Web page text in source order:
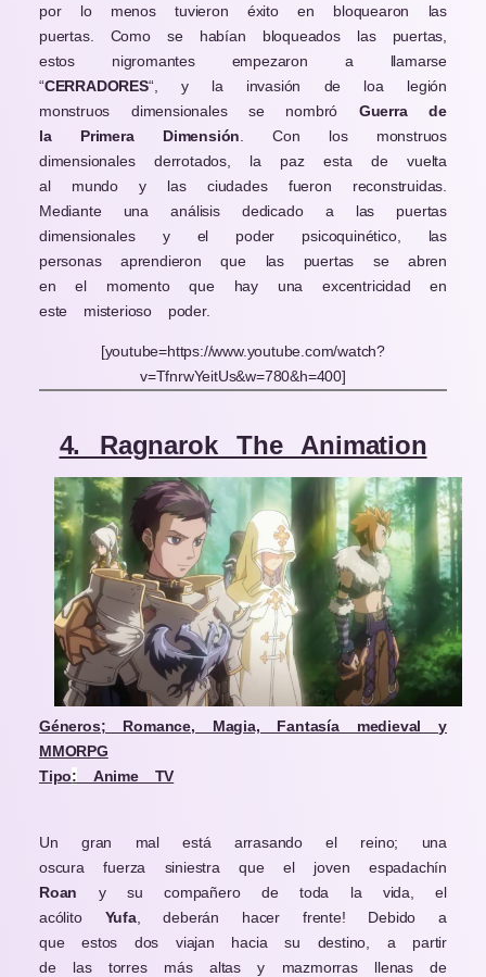
por lo menos tuvieron éxito en bloquearon las
puertas. Como se habían bloqueados las puertas,
estos nigromantes empezaron a llamarse
“CERRADORES“, y la invasión de loa legión
monstruos dimensionales se nombró Guerra de
la Primera Dimensión . Con los monstruos
dimensionales derrotados, la paz esta de vuelta
al mundo y las ciudades fueron reconstruidas.
Mediante una análisis dedicado a las puertas
dimensionales y el poder psicoquinético, las
personas aprendieron que las puertas se abren
en el momento que hay una excentricidad en
este misterioso poder.
[youtube=https://www.youtube.com/watch?
v=TfnrwYeitUs&w=780&h=400]
4. Ragnarok The Animation
Géneros; Romance, Magia, Fantasía medieval y
MMORPG
Tipo: Anime TV
Un gran mal está arrasando el reino; una
oscura fuerza siniestra que el joven espadachín
Roan y su compañero de toda la vida, el
acólito Yufa, deberán hacer frente! Debido a
que estos dos viajan hacia su destino, a partir
de las torres más altas y mazmorras llenas de